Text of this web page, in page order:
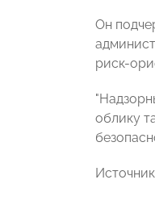
Он
риск-
облику